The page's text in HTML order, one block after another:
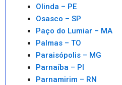
Olinda – PE
Osasco – SP
Paço do Lumiar – MA
Palmas – TO
Paraisópolis – MG
Parnaíba – PI
Parnamirim – RN